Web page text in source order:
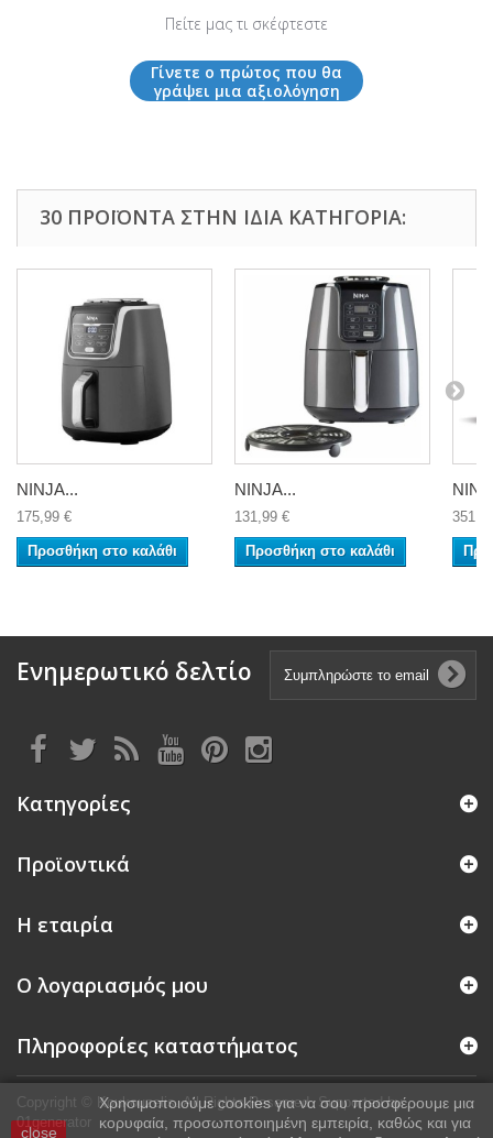
Πείτε μας τι σκέφτεστε
Γίνετε ο πρώτος που θα
γράψει μια αξιολόγηση
30 ΠΡΟΪΌΝΤΑ ΣΤΗΝ ΊΔΙΑ ΚΑΤΗΓΟΡΊΑ:
NINJA...
175,99 €
Προσθήκη στο καλάθι
NINJA...
131,99 €
Προσθήκη στο καλάθι
Ενημερωτικό δελτίο
Κατηγορίες
Προϊοντικά
Η εταιρία
Copyright © Koukouzelis. All Rights Reserved. Supported by
01generator
Ο λογαριασμός μου
Πληροφορίες καταστήματος
close
Χρησιμοποιούμε cookies για να σου προσφέρουμε μια
κορυφαία, προσωποποιημένη εμπειρία, καθώς και για